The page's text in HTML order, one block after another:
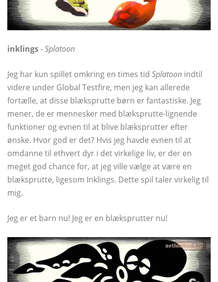
inklings-Splatoon
Jeg har kun spillet omkring en times tid Splatoon indtil
videre under Global Testfire, men jeg kan allerede
fortælle, at disse blæksprutte børn er fantastiske. Jeg
mener, de er mennesker med blæksprutte-lignende
funktioner og evnen til at blive blæksprutter efter
ønske. Hvor god er det? Hvis jeg havde evnen til at
omdanne til ethvert dyr i det virkelige liv, er der en
meget god chance for, at jeg ville vælge at være en
blæksprutte, ligesom Inklings. Dette spil taler virkelig til
mig.
Jeg er et barn nu! Jeg er en blæksprutter nu!